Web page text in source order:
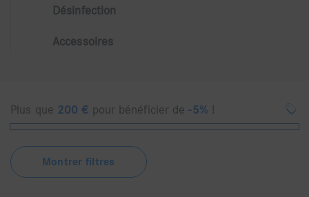
Désinfection
Accessoires
Plus que 200 € pour bénéficier de-5% !
Montrer filtres